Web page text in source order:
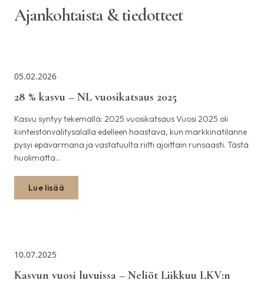
Ajankohtaista & tiedotteet
05.02.2026
28 % kasvu – NL vuosikatsaus 2025
Kasvu syntyy tekemällä: 2025 vuosikatsaus Vuosi 2025 oli
kiinteistönvälitysalalla edelleen haastava, kun markkinatilanne
pysyi epävarmana ja vastatuulta riitti ajoittain runsaasti. Tästä
huolimatta…
Lue lisää
10.07.2025
Kasvun vuosi luvuissa – Neliöt Liikkuu LKV:n